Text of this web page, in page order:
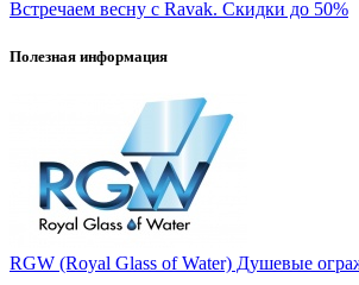
Встречаем весну с Ravak. Скидки до 50%
Полезная информация
RGW (Royal Glass of Water) Душевые